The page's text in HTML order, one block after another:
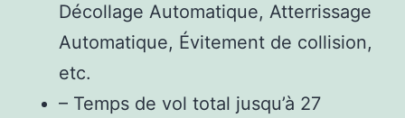
Décollage Automatique, Atterrissage
Automatique, Évitement de collision,
etc.
– Temps de vol total jusqu’à 27